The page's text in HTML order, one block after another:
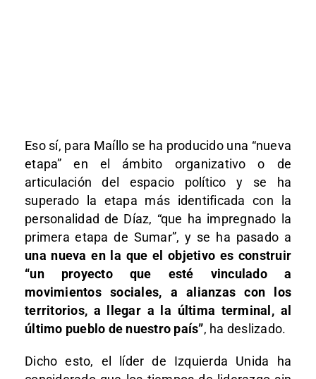
Eso sí, para Maíllo se ha producido una “nueva
etapa” en el ámbito organizativo o de
articulación del espacio político y se ha
superado la etapa más identificada con la
personalidad de Díaz, “que ha impregnado la
primera etapa de Sumar”, y se ha pasado a
una nueva en la que el objetivo es construir
“un proyecto que esté vinculado a
movimientos sociales, a alianzas con los
territorios, a llegar a la última terminal, al
último pueblo de nuestro país”, ha deslizado.
Dicho esto, el líder de Izquierda Unida ha